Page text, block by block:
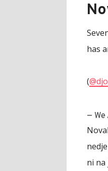
has
(
— We
ni